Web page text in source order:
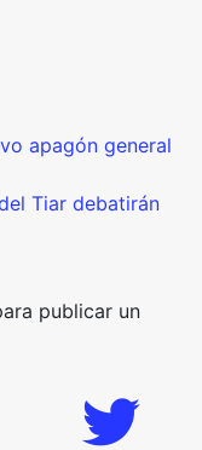
apagón general
del Tiar debatirán
publicar un